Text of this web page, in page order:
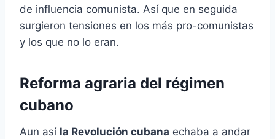
de influencia comunista. Así que en seguida
surgieron tensiones en los más pro-comunistas
y los que no lo eran.
Reforma agraria del régimen
cubano
Aun así la Revolución cubana echaba a andar